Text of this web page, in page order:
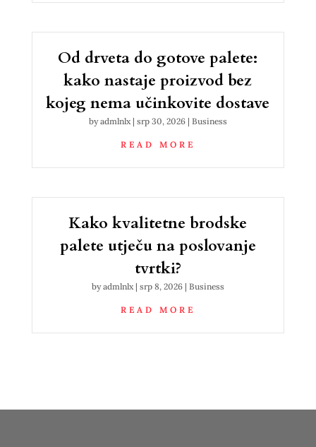
Od drveta do gotove palete:
kako nastaje proizvod bez
kojeg nema učinkovite dostave
byadmlnlx| srp 30, 2026| Business
READ MORE
Kako kvalitetne brodske
palete utječu na poslovanje
tvrtki?
byadmlnlx| srp 8, 2026| Business
READ MORE